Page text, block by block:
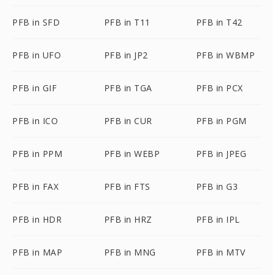
PFB in SFD PFB in T11 PFB in T42
PFB in UFO PFB in JP2 PFB in WBMP
PFB in GIF PFB in TGA PFB in PCX
PFB in ICO PFB in CUR PFB in PGM
PFB in PPM PFB in WEBP PFB in JPEG
PFB in FAX PFB in FTS PFB in G3
PFB in HDR PFB in HRZ PFB in IPL
PFB in MAP PFB in MNG PFB in MTV